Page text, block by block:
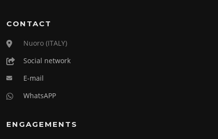
CONTACT
Nuoro (ITALY)
Social network
E-mail
WhatsAPP
ENGAGEMENTS